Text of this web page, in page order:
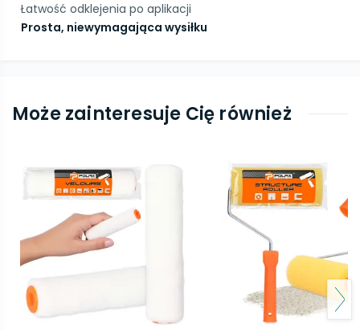
Łatwość odklejenia po aplikacji
Prosta, niewymagająca wysiłku
Może zainteresuje Cię również